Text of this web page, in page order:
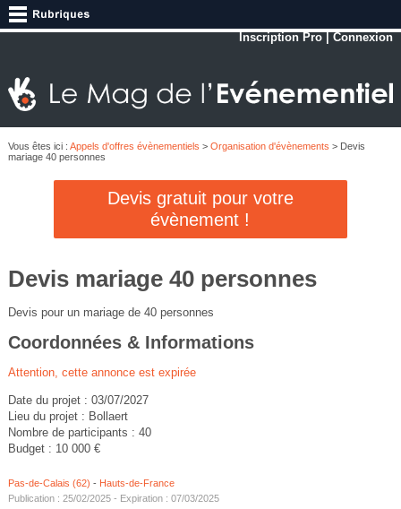
Inscription Pro |Connexion
Vous êtes ici : Appels d'offres évènementiels > Organisation d'évènements > Devis
mariage 40 personnes
Devis gratuit pour votre
évènement !
Devis mariage 40 personnes
Devis pour un mariage de 40 personnes
Coordonnées & Informations
Attention, cette annonce est expirée
Date du projet : 03/07/2027
Lieu du projet : Bollaert
Nombre de participants : 40
Budget : 10 000 €
Pas-de-Calais (62) - Hauts-de-France
Publication : 25/02/2025 - Expiration : 07/03/2025